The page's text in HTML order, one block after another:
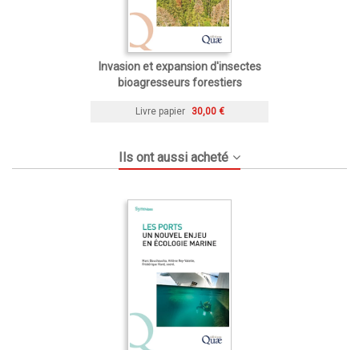
Invasion et expansion d'insectes
bioagresseurs forestiers
Livre papier 30,00 €
Ils ont aussi acheté